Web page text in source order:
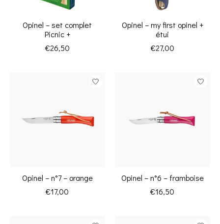
Opinel – set complet
Picnic +
€26,50
Opinel – my first opinel +
étui
€27,00
Opinel – n°7 – orange
€17,00
Opinel – n°6 – framboise
€16,50